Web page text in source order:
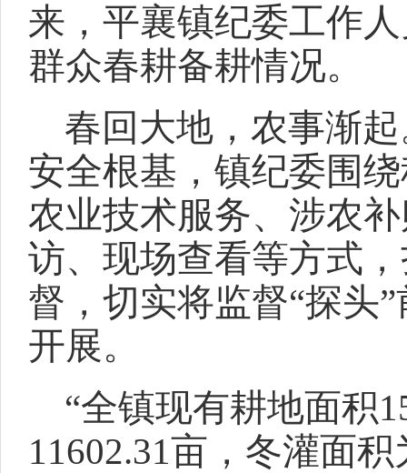
来，平襄镇纪委工作
群众春耕备耕情况。
春回大地，农事渐
安全根基，镇纪委围
农业技术服务、涉农
访、现场查看等方式
督，切实将监督“探头
开展。
“全镇现有耕地面积
11602.31亩，冬灌面